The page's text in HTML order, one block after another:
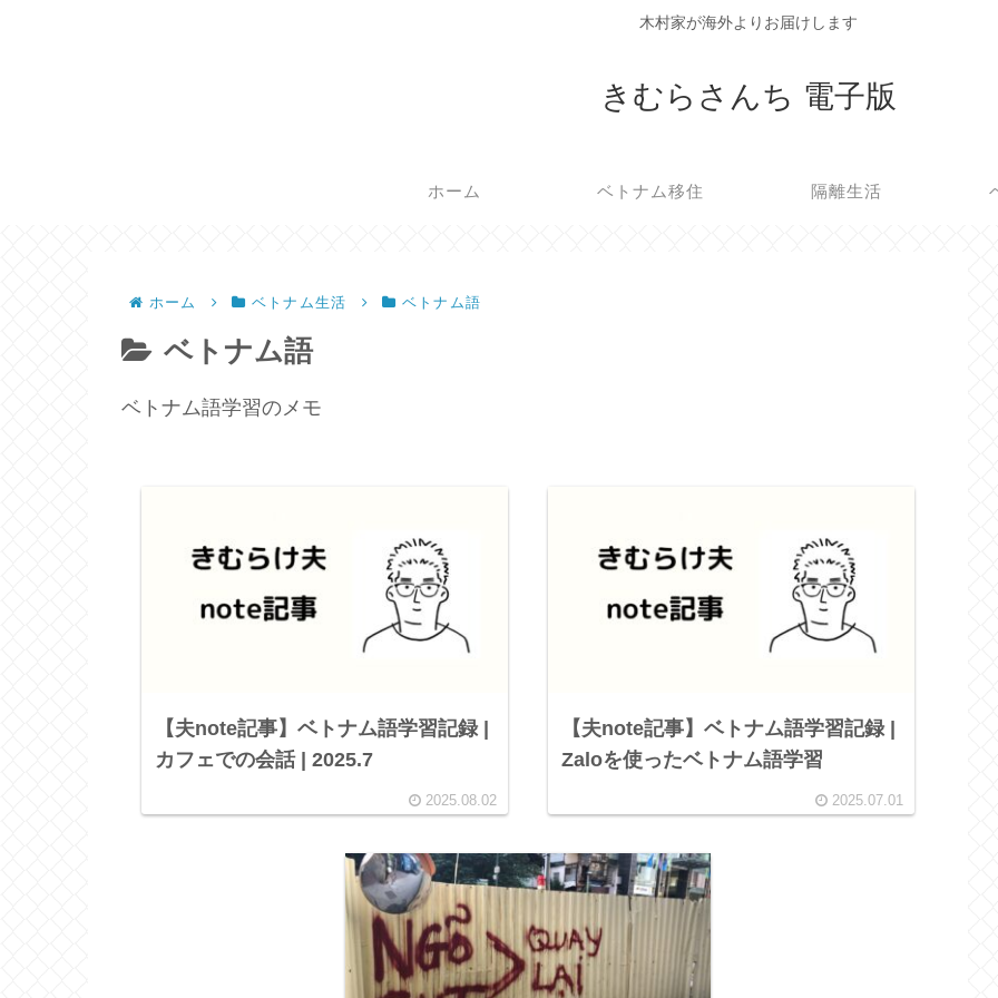
木村家が海外よりお届けします
きむらさんち 電子版
ホーム ベトナム移住 隔離生活
ホーム ベトナム生活 ベトナム語
ベトナム語
ベトナム語学習のメモ
【夫note記事】ベトナム語学習記録 |
カフェでの会話 | 2025.7
2025.08.02
【夫note記事】ベトナム語学習記録 |
Zaloを使ったベトナム語学習
2025.07.01